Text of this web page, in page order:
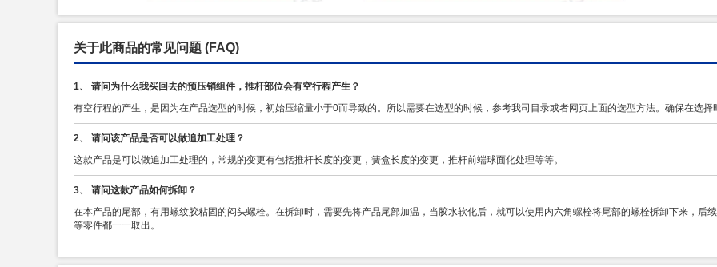
关于此商品的常见问题 (FAQ)
1、 请问为什么我买回去的预压销组件，推杆部位会有空行程产生？
有空行程的产生，是因为在产品选型的时候，初始压缩量小于0而导致的。所以需要在选型的时候，参考我司目录或者网页上面的选型方法。确保在选择
2、 请问该产品是否可以做追加工处理？
这款产品是可以做追加工处理的，常规的变更有包括推杆长度的变更，簧盒长度的变更，推杆前端球面化处理等等。
3、 请问这款产品如何拆卸？
在本产品的尾部，有用螺纹胶粘固的闷头螺栓。在拆卸时，需要先将产品尾部加温，当胶水软化后，就可以使用内六角螺栓将尾部的螺栓拆卸下来，后
等零件都一一取出。